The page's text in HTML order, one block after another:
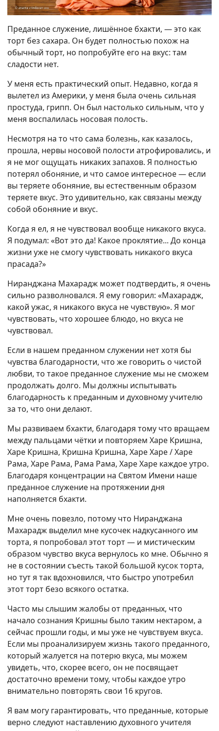
Преданное служение, лишённое бхакти, — это как
торт без сахара. Он будет полностью похож на
обычный торт, но попробуйте его на вкус: там
сладости нет.
У меня есть практический опыт. Недавно, когда я
вылетел из Америки, у меня была очень сильная
простуда, грипп. Он был настолько сильным, что у
меня воспалилась носовая полость.
Несмотря на то что сама болезнь, как казалось,
прошла, нервы носовой полости атрофировались, и
я не мог ощущать никаких запахов. Я полностью
потерял обоняние, и что самое интересное — если
вы теряете обоняние, вы естественным образом
теряете вкус. Это удивительно, как связаны между
собой обоняние и вкус.
Когда я ел, я не чувствовал вообще никакого вкуса.
Я подумал: «Вот это да! Какое проклятие... До конца
жизни уже не смогу чувствовать никакого вкуса
прасада?»
Ниранджана Махарадж может подтвердить, я очень
сильно разволновался. Я ему говорил: «Махарадж,
какой ужас, я никакого вкуса не чувствую». Я мог
чувствовать, что хорошее блюдо, но вкуса не
чувствовал.
Если в нашем преданном служении нет хотя бы
чувства благодарности, что же говорить о чистой
любви, то такое преданное служение мы не сможем
продолжать долго. Мы должны испытывать
благодарность к преданным и духовному учителю
за то, что они делают.
Мы развиваем бхакти, благодаря тому что вращаем
между пальцами чётки и повторяем Харе Кришна,
Харе Кришна, Кришна Кришна, Харе Харе / Харе
Рама, Харе Рама, Рама Рама, Харе Харе каждое утро.
Благодаря концентрации на Святом Имени наше
преданное служение на протяжении дня
наполняется бхакти.
Мне очень повезло, потому что Ниранджана
Махарадж выделил мне кусочек надкусанного им
торта, я попробовал этот торт — и мистическим
образом чувство вкуса вернулось ко мне. Обычно я
не в состоянии съесть такой большой кусок торта,
но тут я так вдохновился, что быстро употребил
этот торт безо всякого остатка.
Часто мы слышим жалобы от преданных, что
начало сознания Кришны было таким нектаром, а
сейчас прошли годы, и мы уже не чувствуем вкуса.
Если мы проанализируем жизнь такого преданного,
который жалуется на потерю вкуса, мы можем
увидеть, что, скорее всего, он не посвящает
достаточно времени тому, чтобы каждое утро
внимательно повторять свои 16 кругов.
Я вам могу гарантировать, что преданные, которые
верно следуют наставлению духовного учителя